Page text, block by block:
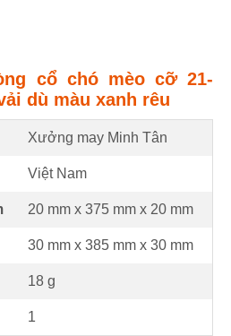
cổ chó mèo cỡ 21-
dù màu xanh rêu
Xưởng may Minh Tân
Việt Nam
20 mm x 375 mm x 20 mm
30 mm x 385 mm x 30 mm
18 g
1